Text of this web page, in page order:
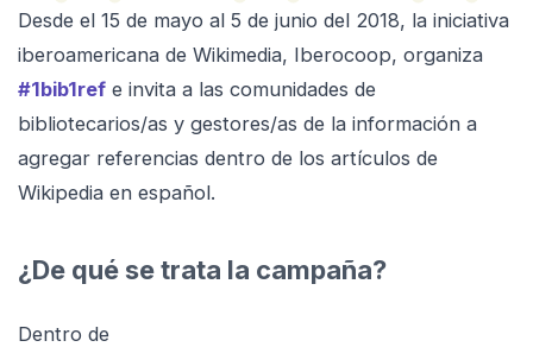
Desde el 15 de mayo al 5 de junio del 2018, la iniciativa
iberoamericana de Wikimedia, Iberocoop, organiza
#1bib1refe invita a las comunidades de
bibliotecarios/as y gestores/as de la información a
agregar referencias dentro de los artículos de
Wikipedia en español.
¿De qué se trata la campaña?
Dentro de